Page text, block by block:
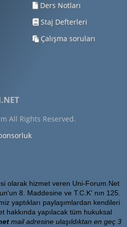
Ders Notları
Staj Defterleri
Çalışma soruları
All Rights Reserved.
olarak hizmet veren Uni-Forum.Net
8. Maddesine ve T.C.K' nın 125.
yaptıkları paylaşımlardan kendileri
hakkında yapılacak tüm hukuksal
mail adresine ulaşıldıktan en geç 3